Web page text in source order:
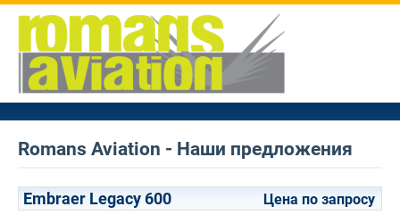
Romans Aviation - Наши предложения
Embraer Legacy 600 Цена по запросу